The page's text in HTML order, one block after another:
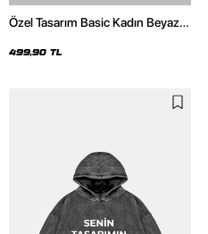
Özel Tasarım Basic Kadın Beyaz
499,90 TL